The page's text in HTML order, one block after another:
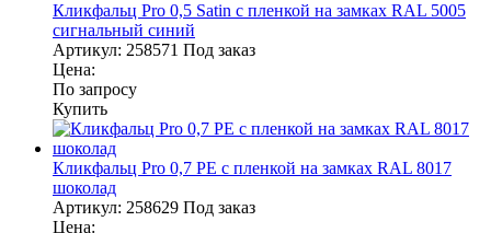
Кликфальц Pro 0,5 Satin с пленкой на замках RAL 5005
сигнальный синий
Артикул: 258571 Под заказ
Цена:
По запросу
Купить
Кликфальц Pro 0,7 PE с пленкой на замках RAL 8017
шоколад
Артикул: 258629 Под заказ
Цена: